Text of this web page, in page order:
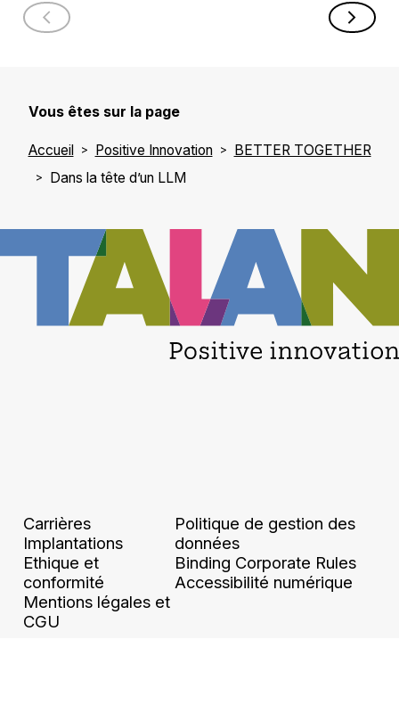
Vous êtes sur la page
Accueil Positive Innovation
BETTER TOGETHER
Dans la tête d’un LLM
Carrières
Implantations
Ethique et
conformité
Mentions légales et
CGU
Politique de gestion des
données
Binding Corporate Rules
Accessibilité numérique